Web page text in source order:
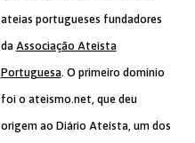
ateias portugueses fundadores
da Associação Ateísta
Portuguesa. O primeiro domínio
foi o ateismo.net, que deu
origem ao Diário Ateísta, um dos